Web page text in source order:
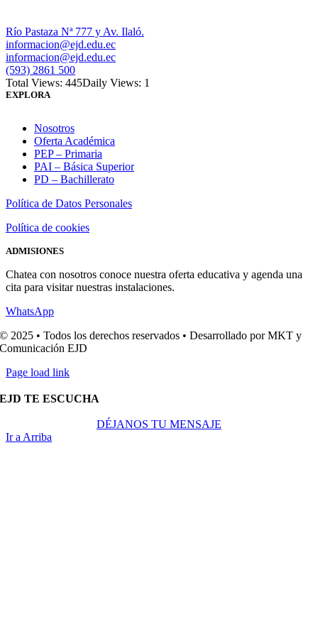
Río Pastaza Nª 777 y Av. Ilaló.
informacion@ejd.edu.ec
informacion@ejd.edu.ec
(593) 2861 500
Total Views: 445Daily Views: 1
EXPLORA
Nosotros
Oferta Académica
PEP – Primaria
PAI – Básica Superior
PD – Bachillerato
Política de Datos Personales
Política de cookies
ADMISIONES
Chatea con nosotros conoce nuestra oferta educativa y agenda una
cita para visitar nuestras instalaciones.
WhatsApp
© 2025 • Todos los derechos reservados • Desarrollado por MKT y
Comunicación EJD
Page load link
EJD TE ESCUCHA
DÉJANOS TU MENSAJE
Ir a Arriba